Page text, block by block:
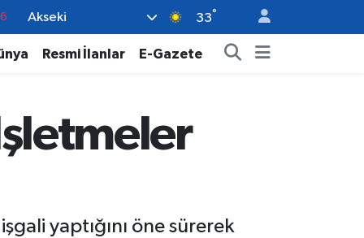
Akseki 33°
Resmi İlanlar E-Gazete
yaptığını öne sürerek